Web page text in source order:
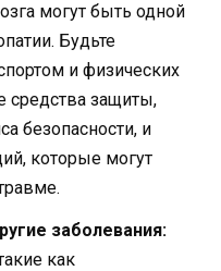
могут быть одной
Будьте
и физических
средства защиты,
безопасности, и
которые могут
заболевания:
как